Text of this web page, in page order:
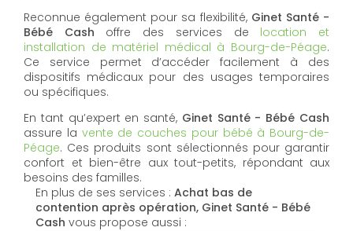
Reconnue également pour sa flexibilité, Ginet Santé -
Bébé Cash offre des services de location et
installation de matériel médical à Bourg-de-Péage.
Ce service permet d’accéder facilement à des
dispositifs médicaux pour des usages temporaires
ou spécifiques.
En tant qu’expert en santé, Ginet Santé - Bébé Cash
assure la vente de couches pour bébé à Bourg-de-
Péage. Ces produits sont sélectionnés pour garantir
confort et bien-être aux tout-petits, répondant aux
besoins des familles.
En plus de ses services : Achat bas de
contention après opération, Ginet Santé - Bébé
Cash vous propose aussi :